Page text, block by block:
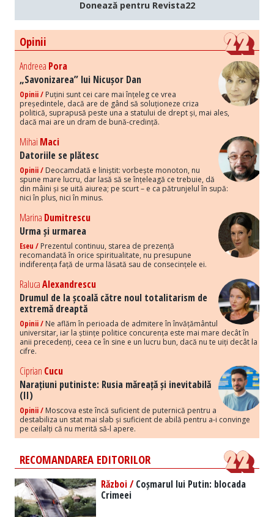
Donează pentru Revista22
Opinii
Andreea Pora
„Savonizarea” lui Nicușor Dan
Opinii / Puțini sunt cei care mai înțeleg ce vrea
președintele, dacă are de gând să soluționeze criza
politică, suprapusă peste una a statului de drept și, mai ales,
dacă mai are un dram de bună-credință.
Mihai Maci
Datoriile se plătesc
Opinii / Deocamdată e liniștit: vorbește monoton, nu
spune mare lucru, dar lasă să se înțeleagă ce trebuie, dă
din mâini și se uită aiurea; pe scurt – e ca pătrunjelul în supă:
nici în plus, nici în minus.
Marina Dumitrescu
Urma și urmarea
Eseu / Prezentul continuu, starea de prezență
recomandată în orice spiritualitate, nu presupune
indiferența față de urma lăsată sau de consecințele ei.
RalucaAlexandrescu
Drumul de la școală către noul totalitarism de
extremă dreaptă
Opinii / Ne aflăm în perioada de admitere în învățământul
universitar, iar la științe politice concurența este mai mare decât în
anii precedenți, ceea ce în sine e un lucru bun, dacă nu te uiți decât la
cifre.
Ciprian Cucu
Narațiuni putiniste: Rusia măreață și inevitabilă
(II)
Opinii / Moscova este încă suficient de puternică pentru a
destabiliza un stat mai slab și suficient de abilă pentru a-i convinge
pe ceilalți că nu merită să-l apere.
RECOMANDAREA EDITORILOR
Război /Coșmarul lui Putin: blocada
Crimeei